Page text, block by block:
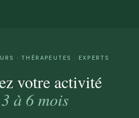
· THÉRAPEUTES · EXPERTS
votre activité
3 à 6 mois